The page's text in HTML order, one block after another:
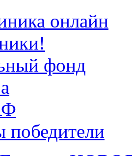
онлайн
фонд
победители